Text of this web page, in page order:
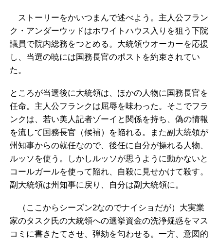
ストーリーをかいつまんで述べよう。主人公フラン
ク・アンダーウッドはホワイトハウス入りを狙う下院
議員で院内総務をつとめる。大統領ウオーカーを応援
し、当選の暁には国務長官のポストを約束されてい
た。
ところが当選後に大統領は、ほかの人物に国務長官を
任命。主人公フランクは屈辱を味わった。そこでフラ
ンクは、若い美人記者ゾーイと関係を持ち、偽の情報
を流して国務長官（候補）を陥れる。また副大統領が
州知事からの就任なので、後任に自分が操れる人物、
ルッソを使う。しかしルッソが思うように動かないと
コールガールを使って陥れ、自殺に見せかけて殺す。
副大統領は州知事に戻り、自分は副大統領に。
（ここからシーズン2なのでナイショだが）大実業
家のタスク氏の大統領への選挙資金の洗浄疑惑をマス
コミに書きたてさせ、弾劾を匂わせる。一方、意図的